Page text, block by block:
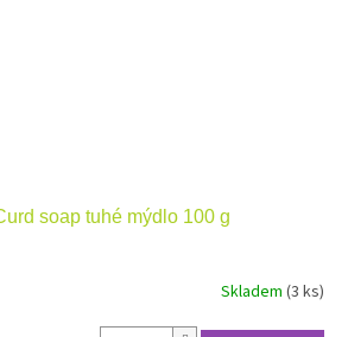
soap tuhé mýdlo 100 g
Skladem (3 ks)